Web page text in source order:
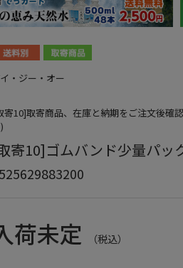
・ジー・オー
寄10]取寄商品、在庫と納期をご注文後確
寄10]ゴムバンド少量パッ
荷未定 （税込）